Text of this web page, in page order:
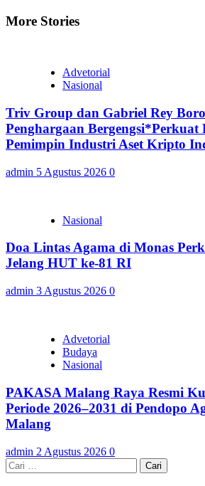
More Stories
Advetorial
Nasional
Triv Group dan Gabriel Rey
Penghargaan Bergengsi*Perkuat
Pemimpin Industri Aset Kripto
admin 5 Agustus 2026 0
Nasional
Doa Lintas Agama di Monas
Jelang HUT ke-81 RI
admin 3 Agustus 2026 0
Advetorial
Budaya
Nasional
PAKASA Malang Raya Resmi
Periode 2026–2031 di Pendopo
Malang
admin 2 Agustus 2026 0
Cari
untuk: